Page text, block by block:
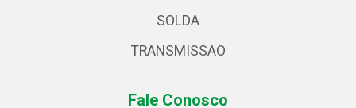
SOLDA
TRANSMISSAO
Fale Conosco